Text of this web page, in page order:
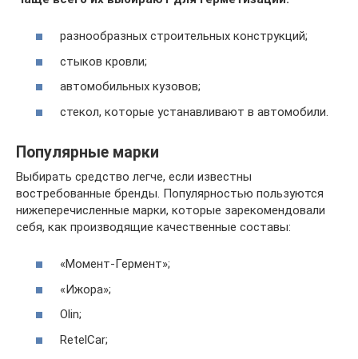
разнообразных строительных конструкций;
стыков кровли;
автомобильных кузовов;
стекол, которые устанавливают в автомобили.
Популярные марки
Выбирать средство легче, если известны
востребованные бренды. Популярностью пользуются
нижеперечисленные марки, которые зарекомендовали
себя, как производящие качественные составы:
«Момент-Гермент»;
«Ижора»;
Olin;
RetelCar;